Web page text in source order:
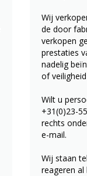
Wij
de door
verkopen
prestaties
nadelig
of
Wilt u
+31(0)23-
rechts
e-mail.
Wij staan
reageren al